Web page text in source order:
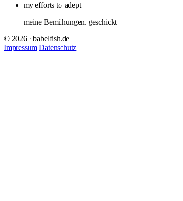
my efforts to adept
meine Bemühungen, geschickt
© 2026 · babelfish.de
Impressum Datenschutz